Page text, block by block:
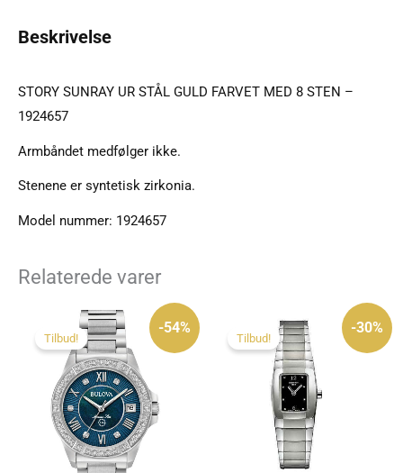
Beskrivelse
STORY SUNRAY UR STÅL GULD FARVET MED 8 STEN –
1924657
Armbåndet medfølger ikke.
Stenene er syntetisk zirkonia.
Model nummer: 1924657
Relaterede varer
-54%
Tilbud!
oprindelige
pris
var:
4.295 kr..
Den
aktuelle
pris
er:
1.995 kr..
-30%
Tilbud!
oprindelige
pris
var:
2.350 kr..
aktuelle
pris
er:
1.645 kr..